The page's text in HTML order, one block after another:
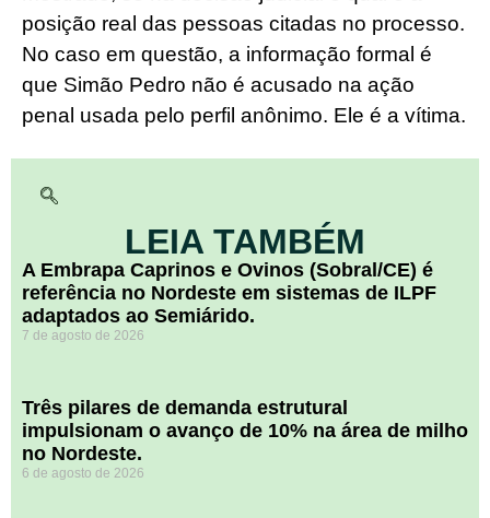
posição real das pessoas citadas no processo.
No caso em questão, a informação formal é
que Simão Pedro não é acusado na ação
penal usada pelo perfil anônimo. Ele é a vítima.
LEIA TAMBÉM
A Embrapa Caprinos e Ovinos (Sobral/CE) é
referência no Nordeste em sistemas de ILPF
adaptados ao Semiárido.
7 de agosto de 2026
​Três pilares de demanda estrutural
impulsionam o avanço de 10% na área de milho
no Nordeste.
6 de agosto de 2026